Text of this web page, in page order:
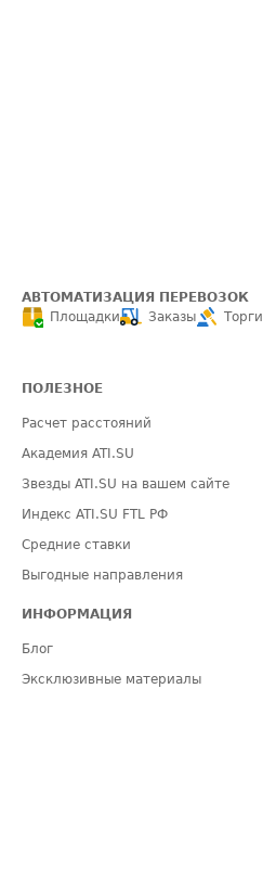
АВТОМАТИЗАЦИЯ ПЕРЕВОЗОК
Площадки
Заказы Торги
ПОЛЕЗНОЕ
Расчет расстояний
Академия ATI.SU
Звезды ATI.SU на вашем сайте
Индекс ATI.SU FTL РФ
Средние ставки
Выгодные направления
ИНФОРМАЦИЯ
Блог
Эксклюзивные материалы